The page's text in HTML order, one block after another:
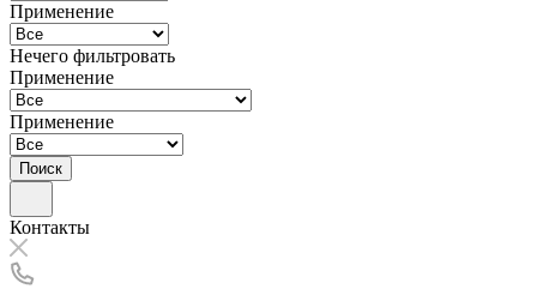
Применение
Нечего фильтровать
Применение
Применение
Поиск
Контакты